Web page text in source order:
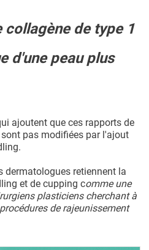
collagène de type 1
d'une peau plus
ajoutent que ces rapports de
pas modifiées par l'ajout
dermatologues retiennent la
et de cupping comme une
plasticiens cherchant à
de rajeunissement